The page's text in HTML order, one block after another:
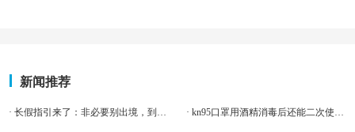
新闻推荐
· 长假指引来了：非必要别出境，到三类场所要戴口罩 · kn95口罩用酒精消毒后还能二次使用吗？